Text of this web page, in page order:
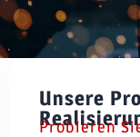
Unsere
Probieren